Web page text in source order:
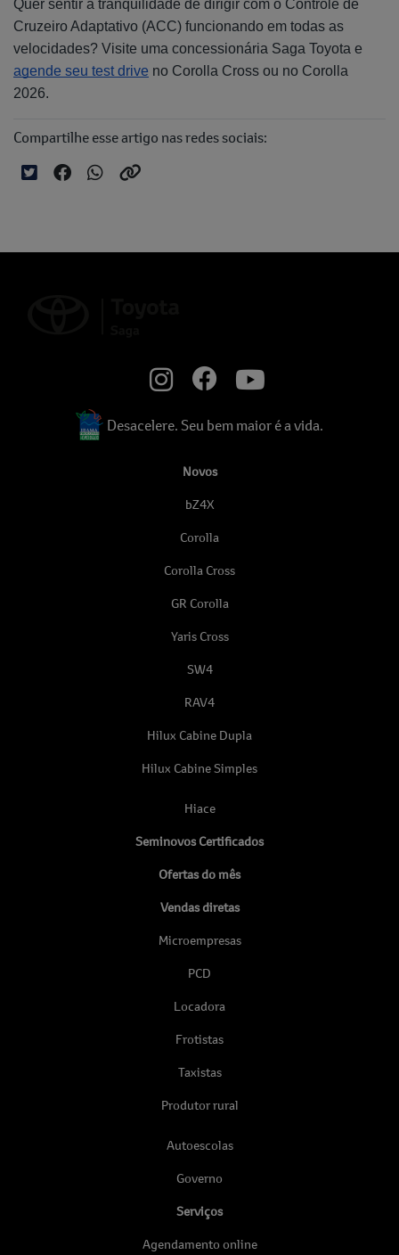
Quer sentir a tranquilidade de dirigir com o Controle de
Cruzeiro Adaptativo (ACC) funcionando em todas as
velocidades? Visite uma concessionária Saga Toyota e
agende seu test drive no Corolla Cross ou no Corolla
2026.
Compartilhe esse artigo nas redes sociais:
Desacelere. Seu bem maior é a vida.
Novos
bZ4X
Corolla
Corolla Cross
GR Corolla
Yaris Cross
SW4
RAV4
Hilux Cabine Dupla
Hilux Cabine Simples
Hiace
Seminovos Certificados
Ofertas do mês
Vendas diretas
Microempresas
PCD
Locadora
Frotistas
Taxistas
Produtor rural
Autoescolas
Governo
Serviços
Agendamento online